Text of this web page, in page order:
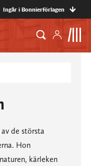
Ingår i Bonnierförlagen
av de största
Hon
kärleken